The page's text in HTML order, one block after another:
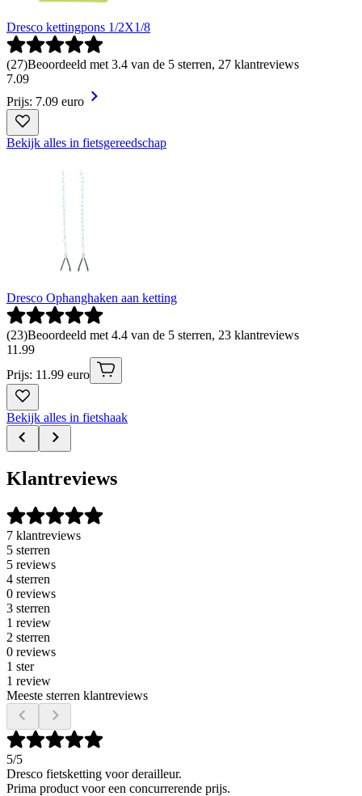
Dresco kettingpons 1/2X1/8
(27)Beoordeeld met 3.4 van de 5 sterren, 27 klantreviews
7.09
Prijs: 7.09 euro
Bekijk alles in fietsgereedschap
Dresco Ophanghaken aan ketting
(23)Beoordeeld met 4.4 van de 5 sterren, 23 klantreviews
11 .99
Prijs: 11.99 euro
Bekijk alles in fietshaak
Klantreviews
7 klantreviews
5 sterren
5 reviews
4 sterren
0 reviews
3 sterren
1 review
2 sterren
0 reviews
1 ster
1 review
Meeste sterren klantreviews
5/5
Dresco fietsketting voor derailleur.
Prima product voor een concurrerende prijs.